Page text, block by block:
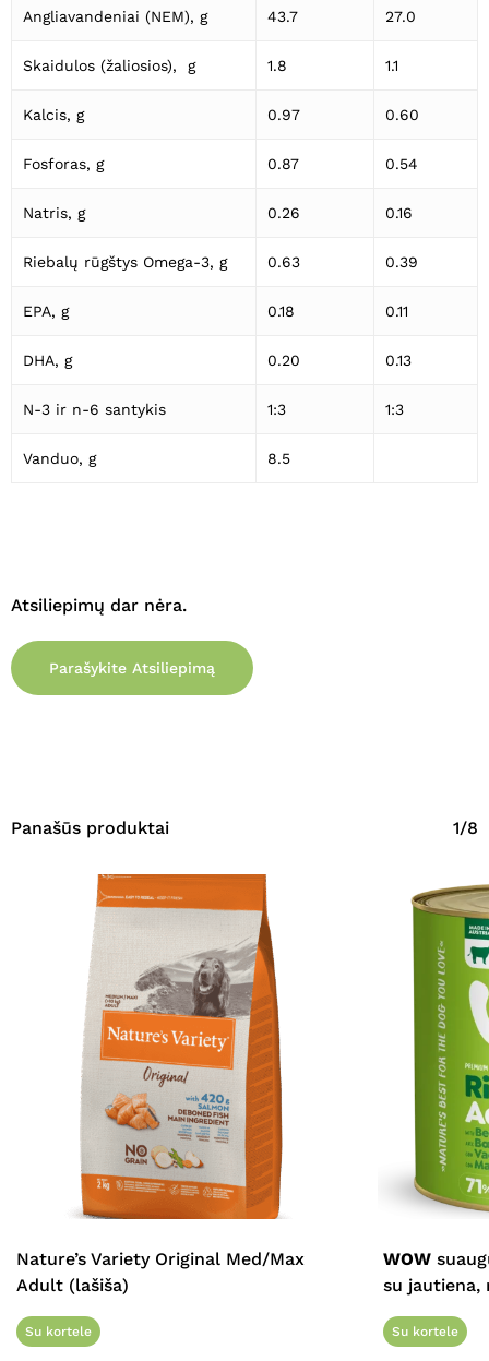
Angliavandeniai (NEM), g 43.7 27.0
Skaidulos (žaliosios), g 1.8 1.1
Kalcis, g 0.97 0.60
Fosforas, g 0.87 0.54
Natris, g 0.26 0.16
Riebalų rūgštys Omega-3, g 0.63 0.39
EPA, g 0.18 0.11
DHA, g 0.20 0.13
N-3 ir n-6 santykis 1:3 1:3
Vanduo, g 8.5
Atsiliepimų dar nėra.
Parašykite Atsiliepimą
Panašūs produktai 1/8
Nature’s Variety Original Med/Max
Adult (lašiša)
Su kortele
WOW
su jautiena,
Su kortele